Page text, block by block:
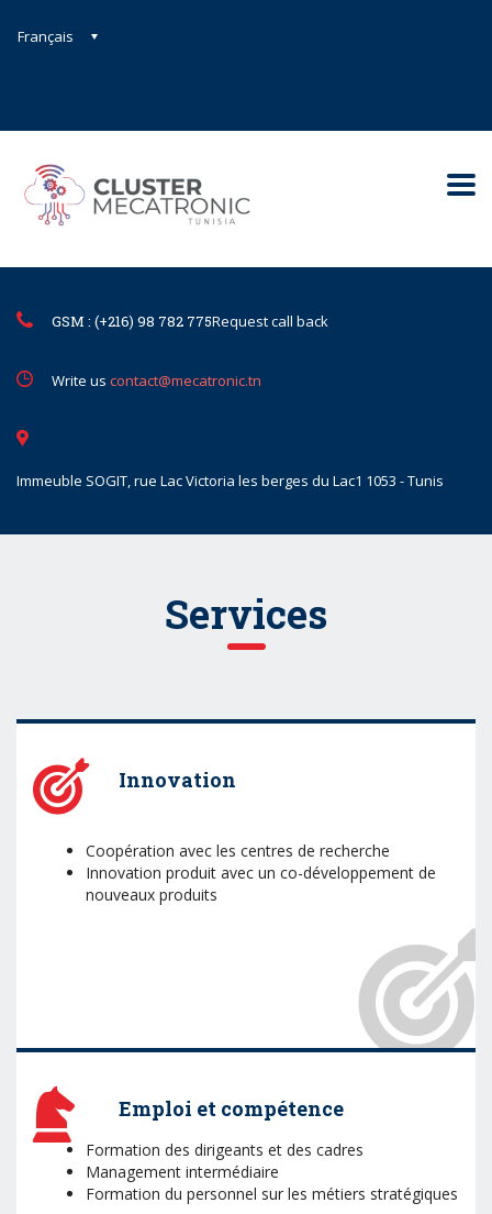
Français
GSM : (+216) 98 782 775Request call back
Write us contact@mecatronic.tn
Immeuble SOGIT, rue Lac Victoria les berges du Lac1 1053 - Tunis
Services
Innovation
Coopération avec les centres de recherche
Innovation produit avec un co-développement de
nouveaux produits
Emploi et compétence
Formation des dirigeants et des cadres
Management intermédiaire
Formation du personnel sur les métiers stratégiques